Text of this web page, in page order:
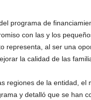
programa de
con las y los
representa, al ser una
la calidad de las
regiones de la entidad, el
y detalló que se han